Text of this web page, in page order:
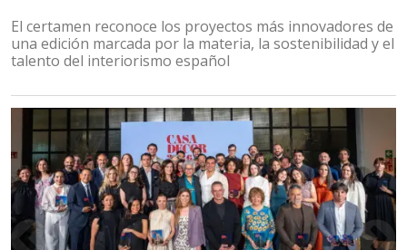
El certamen reconoce los proyectos más innovadores de
una edición marcada por la materia, la sostenibilidad y el
talento del interiorismo español